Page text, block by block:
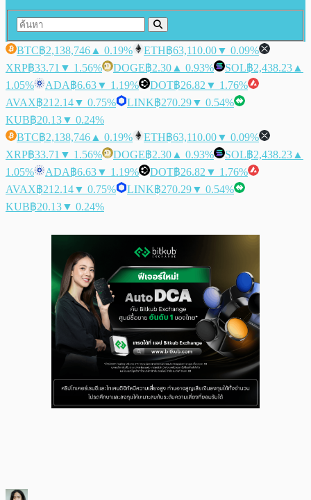
BTC฿2,138,746 ▲ 0.19% ETH฿63,110.00▼ 0.09%
XRP฿33.71 ▼ 1.56% DOGE฿2.30 ▲ 0.93% SOL฿2,438.23 ▲
1.05%
ADA฿6.63▼ 1.19% DOT฿26.82 ▼ 1.76%
AVAX฿212.14▼ 0.75% LINK฿270.29▼ 0.54%
KUB฿20.13▼ 0.24%
BTC฿2,138,746 ▲ 0.19% ETH฿63,110.00▼ 0.09%
XRP฿33.71 ▼ 1.56% DOGE฿2.30 ▲ 0.93% SOL฿2,438.23 ▲
1.05%
ADA฿6.63▼ 1.19% DOT฿26.82 ▼ 1.76%
AVAX฿212.14▼ 0.75% LINK฿270.29▼ 0.54%
KUB฿20.13▼ 0.24%